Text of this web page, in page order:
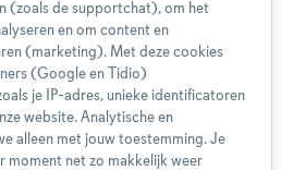
Over ons
Team
App
Blog
Disclaimer
(zoals de supportchat), om het
en om content en
(marketing). Met deze cookies
(Google en Tidio)
je IP-adres, unieke identificatoren
website. Analytische en
alleen met jouw toestemming. Je
moment net zo makkelijk weer